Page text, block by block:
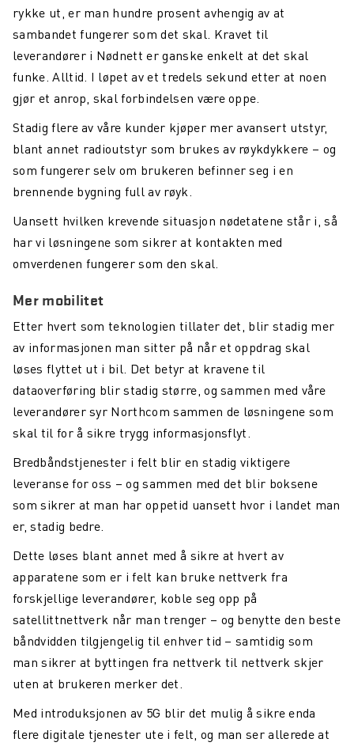
rykke ut, er man hundre prosent avhengig av at
sambandet fungerer som det skal. Kravet til
leverandører i Nødnett er ganske enkelt at det skal
funke. Alltid. I løpet av et tredels sekund etter at noen
gjør et anrop, skal forbindelsen være oppe.
Stadig flere av våre kunder kjøper mer avansert utstyr,
blant annet radioutstyr som brukes av røykdykkere – og
som fungerer selv om brukeren befinner seg i en
brennende bygning full av røyk.
Uansett hvilken krevende situasjon nødetatene står i, så
har vi løsningene som sikrer at kontakten med
omverdenen fungerer som den skal.
Mer mobilitet
Etter hvert som teknologien tillater det, blir stadig mer
av informasjonen man sitter på når et oppdrag skal
løses flyttet ut i bil. Det betyr at kravene til
dataoverføring blir stadig større, og sammen med våre
leverandører syr Northcom sammen de løsningene som
skal til for å sikre trygg informasjonsflyt.
Bredbåndstjenester i felt blir en stadig viktigere
leveranse for oss – og sammen med det blir boksene
som sikrer at man har oppetid uansett hvor i landet man
er, stadig bedre.
Dette løses blant annet med å sikre at hvert av
apparatene som er i felt kan bruke nettverk fra
forskjellige leverandører, koble seg opp på
satellittnettverk når man trenger – og benytte den beste
båndvidden tilgjengelig til enhver tid – samtidig som
man sikrer at byttingen fra nettverk til nettverk skjer
uten at brukeren merker det.
Med introduksjonen av 5G blir det mulig å sikre enda
flere digitale tjenester ute i felt, og man ser allerede at